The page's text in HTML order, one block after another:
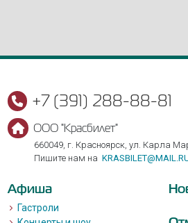
+7 (391) 288-88-81
ООО "Красбилет"
660049, г. Красноярск, ул. Карла
Пишите нам на
Афиша
Гастроли